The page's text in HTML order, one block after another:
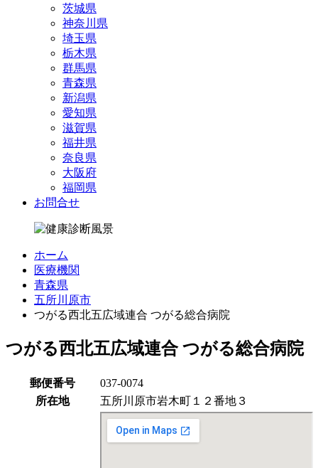
茨城県
神奈川県
埼玉県
栃木県
群馬県
青森県
新潟県
愛知県
滋賀県
福井県
奈良県
大阪府
福岡県
お問合せ
ホーム
医療機関
青森県
五所川原市
つがる西北五広域連合 つがる総合病院
つがる西北五広域連合 つがる総合病院
郵便番号
037-0074
所在地
五所川原市岩木町１２番地３